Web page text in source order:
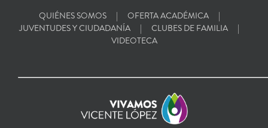
QUIÉNES SOMOS
OFERTA ACADÉMICA
JUVENTUDES Y CIUDADANÍA
CLUBES DE FAMILIA
VIDEOTECA